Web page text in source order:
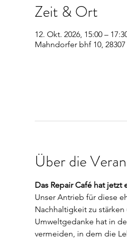
Zeit & Ort
12. Okt. 2026, 15:00 –
Mahndorfer bhf 10,
Über die
Das Repair Café hat
Unser Antrieb für diese
Nachhaltigkeit zu
Umweltgedanke hat in
vermeiden, in dem die